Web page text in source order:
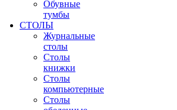
Обувные
тумбы
СТОЛЫ
Журнальные
столы
Столы
книжки
Столы
компьютерные
Столы